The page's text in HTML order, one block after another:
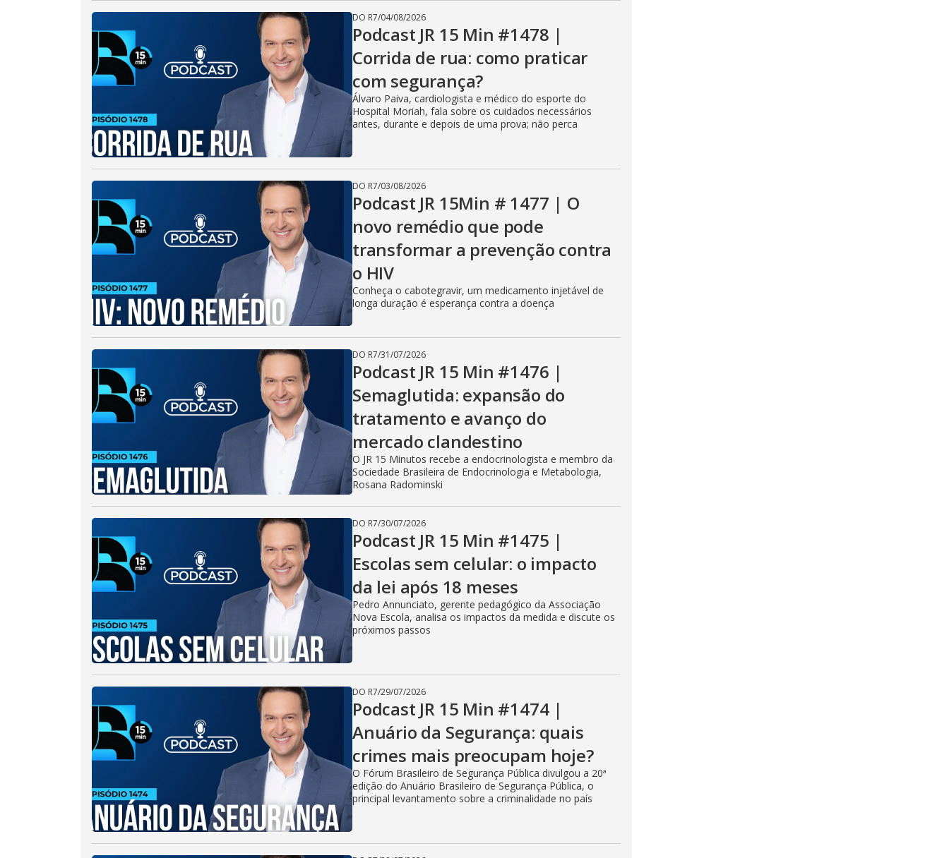
DO R7/04/08/2026
Podcast JR 15 Min #1478 |
Corrida de rua: como praticar
com segurança?
Álvaro Paiva, cardiologista e médico do esporte do
Hospital Moriah, fala sobre os cuidados necessários
antes, durante e depois de uma prova; não perca
DO R7/03/08/2026
Podcast JR 15Min # 1477 | O
novo remédio que pode
transformar a prevenção contra
o HIV
Conheça o cabotegravir, um medicamento injetável de
longa duração é esperança contra a doença
DO R7/31/07/2026
Podcast JR 15 Min #1476 |
Semaglutida: expansão do
tratamento e avanço do
mercado clandestino
O JR 15 Minutos recebe a endocrinologista e membro da
Sociedade Brasileira de Endocrinologia e Metabologia,
Rosana Radominski
DO R7/30/07/2026
Podcast JR 15 Min #1475 |
Escolas sem celular: o impacto
da lei após 18 meses
Pedro Annunciato, gerente pedagógico da Associação
Nova Escola, analisa os impactos da medida e discute os
próximos passos
DO R7/29/07/2026
Podcast JR 15 Min #1474 |
Anuário da Segurança: quais
crimes mais preocupam hoje?
O Fórum Brasileiro de Segurança Pública divulgou a 20ª
edição do Anuário Brasileiro de Segurança Pública, o
principal levantamento sobre a criminalidade no país